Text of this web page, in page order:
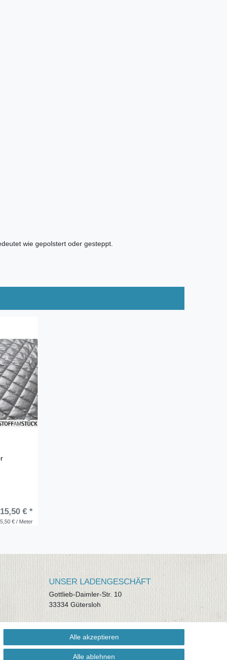
wie gepolstert oder gesteppt.
€ / Meter
15,50 € *
UNSER LADENGESCHÄFT
Gottlieb-Daimler-Str. 10
33334 Gütersloh
ÖFFNUNGSZEITEN
Montag - Dienstag: 8.00 - 18.00 Uhr,
Mittwoch Ruhetag, Donnerstag: 8.00 -
Alle akzeptieren
Alle ablehnen